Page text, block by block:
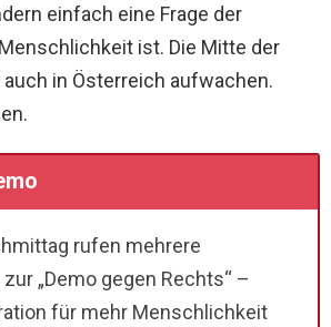
einfach eine Frage der
ist. Die Mitte der
in Österreich aufwachen.
rufen mehrere
„Demo gegen Rechts“ –
für mehr Menschlichkeit